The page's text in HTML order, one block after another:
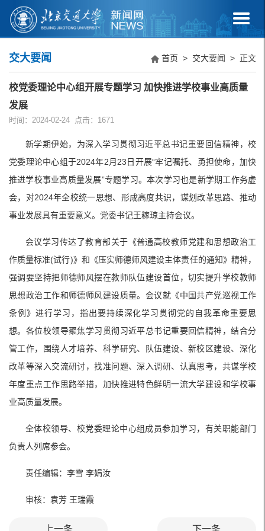
交大要闻 首页 > 交大要闻 > 正文
校党委理论中心组开展专题学习 加快推进学校事业高质量
发展
时间：2024-02-24 点击： 1671
新学期伊始，为深入学习贯彻习近平总书记重要回信精神，校
党委理论中心组于2024年2月23日开展“牢记嘱托、勇担使命，加快
推进学校事业高质量发展”专题学习。本次学习也是新学期工作务虚
会，对2024年全校统一思想、形成高度共识，谋划改革思路、推动
事业发展具有重要意义。党委书记王稼琼主持会议。
会议学习传达了教育部关于《普通高校教师党建和思想政治工
作质量标准(试行)》和《压实师德师风建设主体责任的通知》精神，
强调要坚持把师德师风摆在教师队伍建设首位，切实提升学校教师
思想政治工作和师德师风建设质量。会议就《中国共产党巡视工作
条例》进行学习，指出要持续深化学习贯彻党的自我革命重要思
想。各位校领导聚焦学习贯彻习近平总书记重要回信精神，结合分
管工作，围绕人才培养、科学研究、队伍建设、新校区建设、深化
改革等深入交流研讨，找准问题、深入调研、认真思考，共谋学校
年度重点工作思路举措，加快推进特色鲜明一流大学建设和学校事
业高质量发展。
全体校领导、校党委理论中心组成员参加学习，有关职能部门
负责人列席参会。
责任编辑：李雪 李娟汝
审核：袁芳 王瑞霞
上一条 下一条